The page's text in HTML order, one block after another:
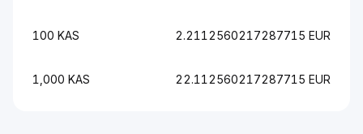
100 KAS 2.2112560217287715 EUR
1,000 KAS 22.112560217287715 EUR